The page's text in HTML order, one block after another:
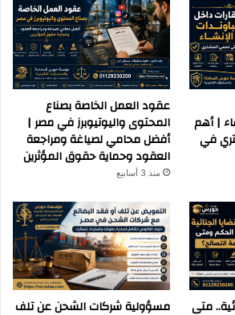
| أهم
في
عقود العمل الخاصة بصناع
المحتوى واليوتيوبرز في مصر |
أفضل محامي لصياغة ومراجعة
العقود وحماية حقوق المؤثرين
منذ 3 أسابيع
متى
مسؤولية شركات الشحن عن تلف